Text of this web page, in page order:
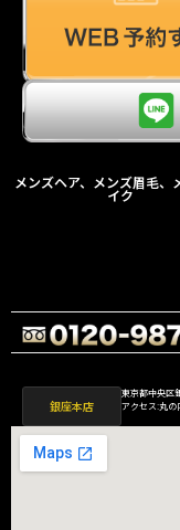
メンズヘア、メンズ眉毛、
イク
銀座本店
東京都中央区
アクセス:丸の